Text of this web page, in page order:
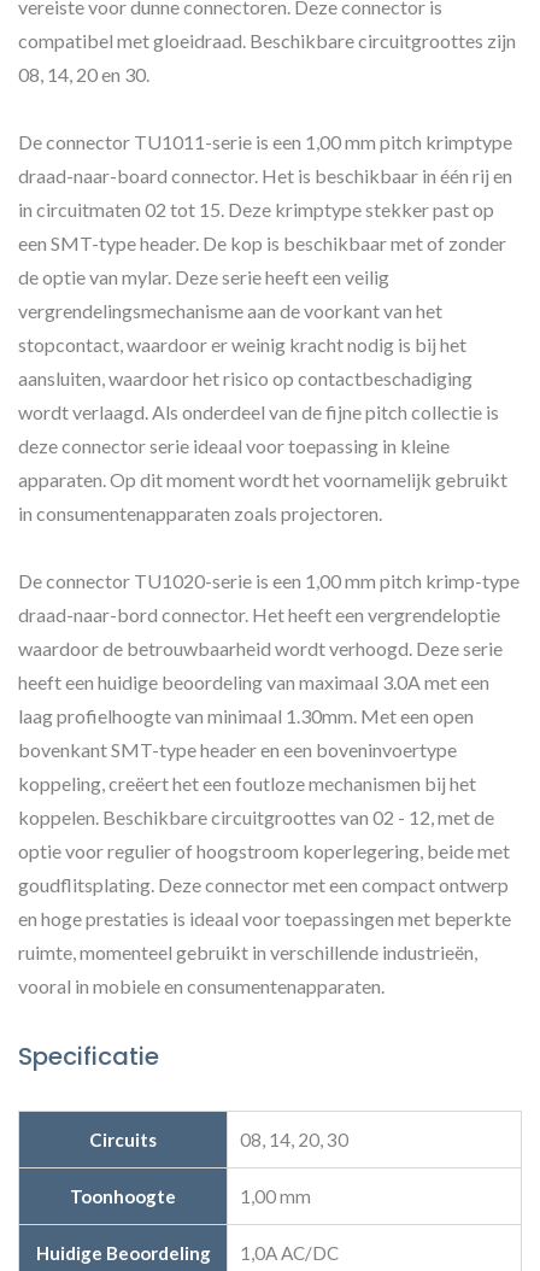
vereiste voor dunne connectoren. Deze connector is
compatibel met gloeidraad. Beschikbare circuitgroottes zijn
08, 14, 20 en 30.
De connector TU1011-serie is een 1,00 mm pitch krimptype
draad-naar-board connector. Het is beschikbaar in één rij en
in circuitmaten 02 tot 15. Deze krimptype stekker past op
een SMT-type header. De kop is beschikbaar met of zonder
de optie van mylar. Deze serie heeft een veilig
vergrendelingsmechanisme aan de voorkant van het
stopcontact, waardoor er weinig kracht nodig is bij het
aansluiten, waardoor het risico op contactbeschadiging
wordt verlaagd. Als onderdeel van de fijne pitch collectie is
deze connector serie ideaal voor toepassing in kleine
apparaten. Op dit moment wordt het voornamelijk gebruikt
in consumentenapparaten zoals projectoren.
De connector TU1020-serie is een 1,00 mm pitch krimp-type
draad-naar-bord connector. Het heeft een vergrendeloptie
waardoor de betrouwbaarheid wordt verhoogd. Deze serie
heeft een huidige beoordeling van maximaal 3.0A met een
laag profielhoogte van minimaal 1.30mm. Met een open
bovenkant SMT-type header en een boveninvoertype
koppeling, creëert het een foutloze mechanismen bij het
koppelen. Beschikbare circuitgroottes van 02 - 12, met de
optie voor regulier of hoogstroom koperlegering, beide met
goudflitsplating. Deze connector met een compact ontwerp
en hoge prestaties is ideaal voor toepassingen met beperkte
ruimte, momenteel gebruikt in verschillende industrieën,
vooral in mobiele en consumentenapparaten.
Specificatie
Circuits 08, 14, 20, 30
Toonhoogte 1,00 mm
Huidige Beoordeling 1,0A AC/DC